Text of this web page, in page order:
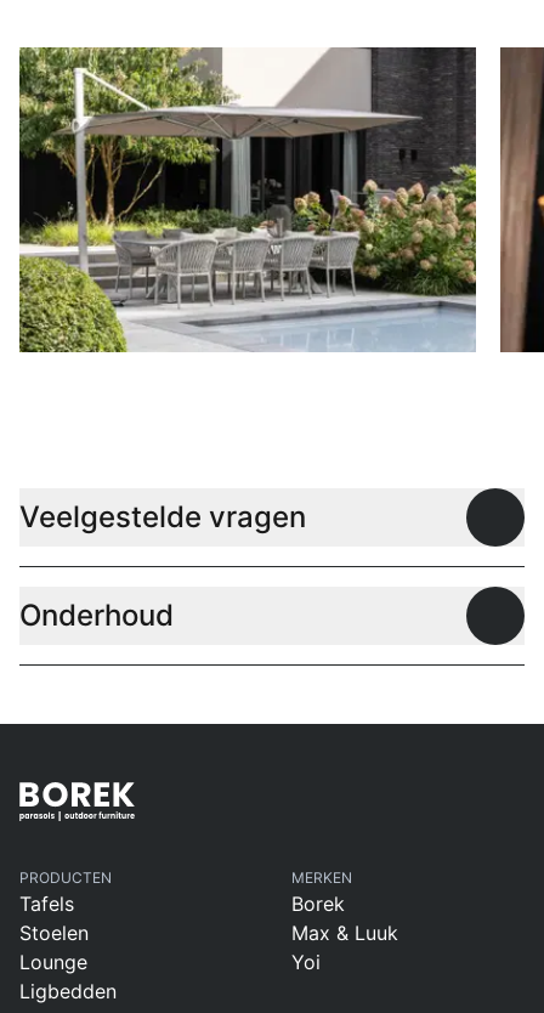
Veelgestelde vragen
Onderhoud
PRODUCTEN
Tafels
Stoelen
Lounge
Ligbedden
MERKEN
Borek
Max & Luuk
Yoi